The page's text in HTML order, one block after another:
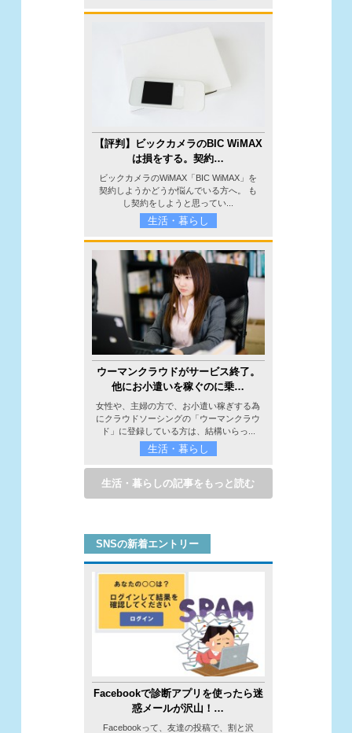
【評判】ビックカメラのBIC WiMAX
は損をする。契約…
ビックカメラのWiMAX「BIC WiMAX」を
契約しようかどうか悩んでいる方へ。 も
し契約をしようと思ってい...
生活・暮らし
ウーマンクラウドがサービス終了。
他にお小遣いを稼ぐのに乗…
女性や、主婦の方で、お小遣い稼ぎする為
にクラウドソーシングの「ウーマンクラウ
ド」に登録している方は、結構いらっ...
生活・暮らし
生活・暮らしの記事をもっと読む
SNSの新着エントリー
Facebookで診断アプリを使ったら迷
惑メールが沢山！…
Facebookって、友達の投稿で、割と沢